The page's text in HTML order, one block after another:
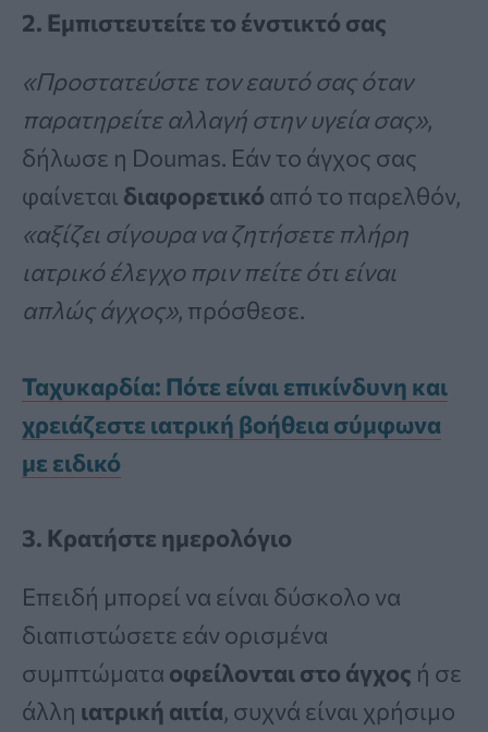
2. Εμπιστευτείτε το ένστικτό σας
«Προστατεύστε τον εαυτό σας όταν
παρατηρείτε αλλαγή στην υγεία σας»,
δήλωσε η Doumas. Εάν το άγχος σας
φαίνεται διαφορετικό από το παρελθόν,
«αξίζει σίγουρα να ζητήσετε πλήρη
ιατρικό έλεγχο πριν πείτε ότι είναι
απλώς άγχος», πρόσθεσε.
Ταχυκαρδία: Πότε είναι επικίνδυνη και
χρειάζεστε ιατρική βοήθεια σύμφωνα
με ειδικό
3. Κρατήστε ημερολόγιο
Επειδή μπορεί να είναι δύσκολο να
διαπιστώσετε εάν ορισμένα
συμπτώματα οφείλονται στο άγχος ή σε
άλλη ιατρική αιτία, συχνά είναι χρήσιμο